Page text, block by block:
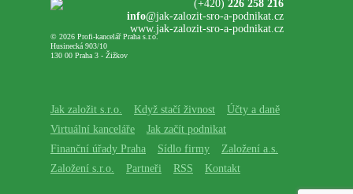
© 2026 Profi-kancelář Praha s.r.o.
Husinecká 903/10
130 00 Praha 3 - Žižkov
(+420) 226 258 216
info@jak-zalozit-sro-a-podnikat.cz
www.jak-zalozit-sro-a-podnikat.cz
Jak založit s.r.o. Když stačí živnost
Účty a daně
Virtuální kanceláře
Jak začít podnikat
Finanční úřady Praha
Sídlo firmy
Založení a.s.
Založení s.r.o.
Partneři RSS Kontakt